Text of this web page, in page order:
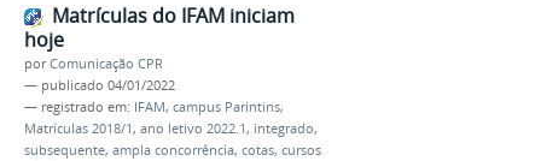
Matrículas do IFAM iniciam
hoje
porComunicação CPR
— publicado 04/01/2022
— registrado em: IFAM, campus Parintins,
Matrículas 2018/1, ano letivo 2022.1, integrado,
subsequente, ampla concorrência, cotas, cursos